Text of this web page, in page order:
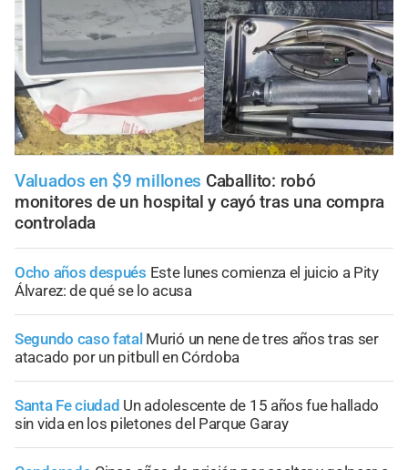
Valuados en $9 millones Caballito: robó
monitores de un hospital y cayó tras una compra
controlada
Ocho años después Este lunes comienza el juicio a Pity
Álvarez: de qué se lo acusa
Segundo caso fatal Murió un nene de tres años tras ser
atacado por un pitbull en Córdoba
Santa Fe ciudad Un adolescente de 15 años fue hallado
sin vida en los piletones del Parque Garay